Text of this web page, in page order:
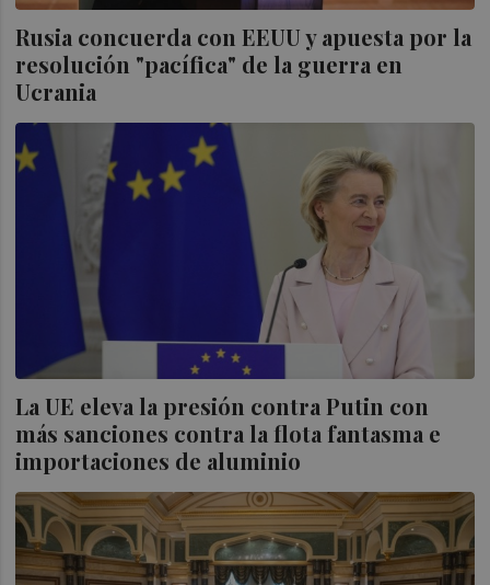
Rusia concuerda con EEUU y apuesta por la
resolución "pacífica" de la guerra en
Ucrania
La UE eleva la presión contra Putin con
más sanciones contra la flota fantasma e
importaciones de aluminio